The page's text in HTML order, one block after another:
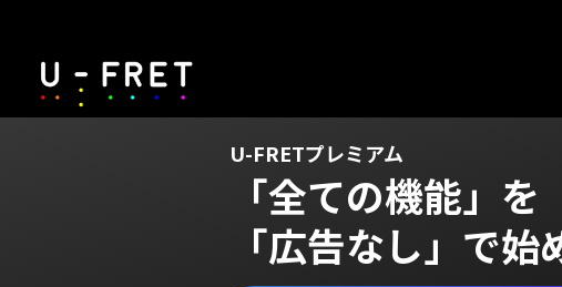
U-FRETプレミアム
「全ての機能」を
「広告なし」で始